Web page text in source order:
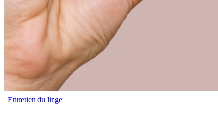
Entretien du linge